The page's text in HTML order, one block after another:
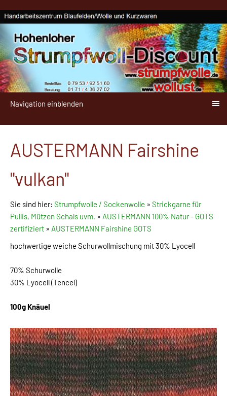
Navigation einblenden
AUSTERMANN Fairshine
"vulkan"
Sie sind hier: Strumpfwolle / Sockenwolle » Strickgarne für
Pullis, Mützen Schals uvm. » AUSTERMANN 100% Natur - GOTS
zertifiziert » AUSTERMANN Fairshine GOTS
hochwertige weiche Schurwollmischung mit 30% Lyocell
70% Schurwolle
30% Lyocell (Tencel)
100g Knäuel